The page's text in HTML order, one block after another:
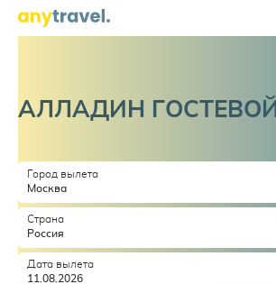
АЛЛАДИН ГОСТЕВОЙ
Город вылета
Москва
Страна
Россия
Дата вылета
11.08.2026